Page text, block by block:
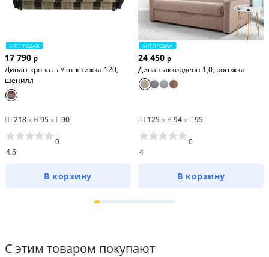
ХИТ ПРОДАЖ
17 790 р
Диван-кровать Уют книжка 120,
шенилл
Ш 218x В 95x Г90
4.5
0
В корзину
ХИТ ПРОДАЖ
24 450 р
Диван-аккордеон 1,0, рогожка
Ш 125x В 94x Г95
4
0
В корзину
С этим товаром покупают